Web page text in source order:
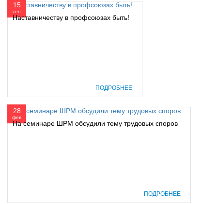
15
сен
Наставничеству в профсоюзах быть!
ПОДРОБНЕЕ
28
фев
На семинаре ШРМ обсудили тему трудовых споров
ПОДРОБНЕЕ